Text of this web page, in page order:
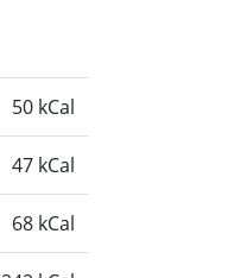
50 kCal
47 kCal
68 kCal